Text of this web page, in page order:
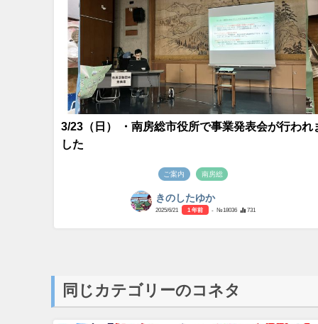
3/23（日） ・南房総市役所で事業発表会が行われ
した
ご案内 南房総
きのしたゆか
2025/6/21 1 年前 - №18036 731
同じカテゴリーのコネタ